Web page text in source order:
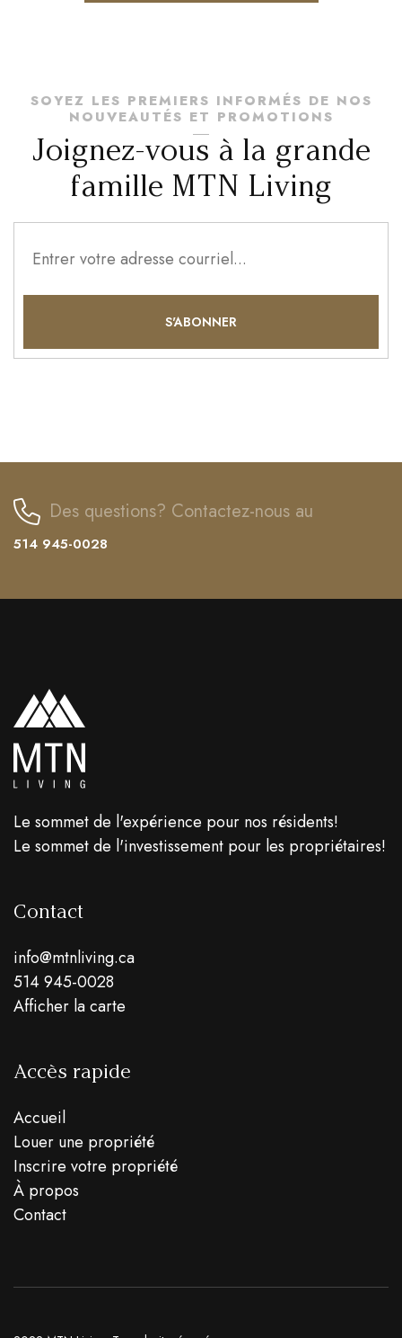
SOYEZ LES PREMIERS INFORMÉS DE NOS
NOUVEAUTÉS ET PROMOTIONS
Joignez-vous à la grande
famille MTN Living
Des questions? Contactez-nous au
514 945-0028
Le sommet de l'expérience pour nos résidents!
Le sommet de l'investissement pour les propriétaires!
Contact
info@mtnliving.ca
514 945-0028
Afficher la carte
Accès rapide
Accueil
Louer une propriété
Inscrire votre propriété
À propos
Contact